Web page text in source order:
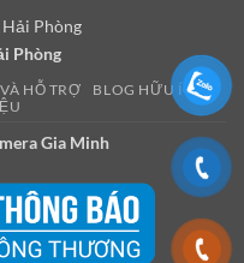
Phòng
Phòng
HỖ TRỢ
BLOG HỮU ÍCH
Gia Minh